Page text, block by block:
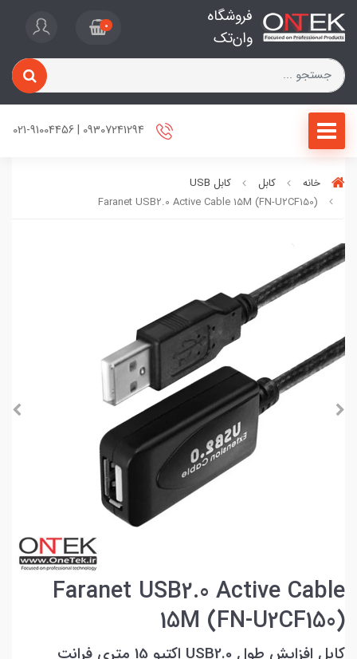
فروشگاه
وان‌تک
0
خانه کابل
کابل USB
Faranet USB2.0 Active Cable 15M (FN-U2CF150)
Faranet USB2.0 Active Cable
15M (FN-U2CF150)